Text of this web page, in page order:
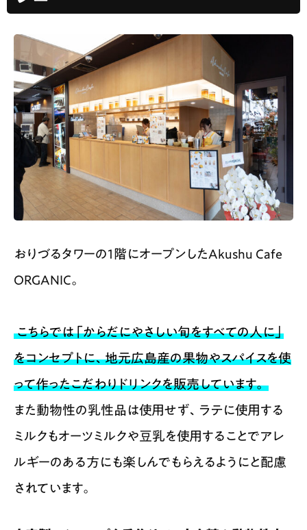
おりづるタワーの1階にオープンしたAkushu Cafe
ORGANIC。
こちらでは「からだにやさしい旬をすべての人に」
をコンセプトに、地元広島産の果物やスパイスを使
って作ったこだわりドリンクを販売しています。
また動物性の乳性品は使用せず、ラテに使用する
ミルクもオーツミルクや豆乳を使用することでアレ
ルギーのある方にも楽しんでもらえるようにと配慮
されています。